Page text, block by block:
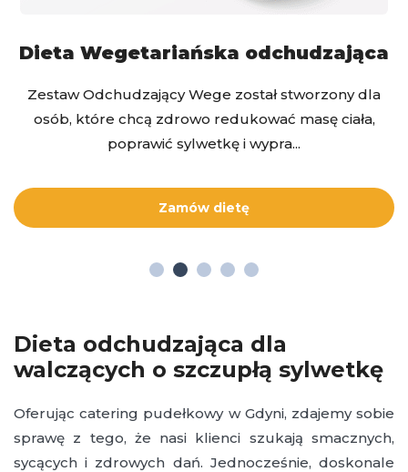
Dieta Wegetariańska odchudzająca
Zestaw Odchudzający Wege został stworzony dla
osób, które chcą zdrowo redukować masę ciała,
poprawić sylwetkę i wypra...
Zamów dietę
Dieta odchudzająca dla
walczących o szczupłą sylwetkę
Oferując catering pudełkowy w Gdyni, zdajemy sobie
sprawę z tego, że nasi klienci szukają smacznych,
sycących i zdrowych dań. Jednocześnie, doskonale